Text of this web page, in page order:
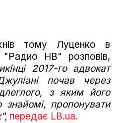
тому Луценко в
НВ" розповів,
2017-го адвокат
почав через
з яким його
пропонувати
передає LB.ua.